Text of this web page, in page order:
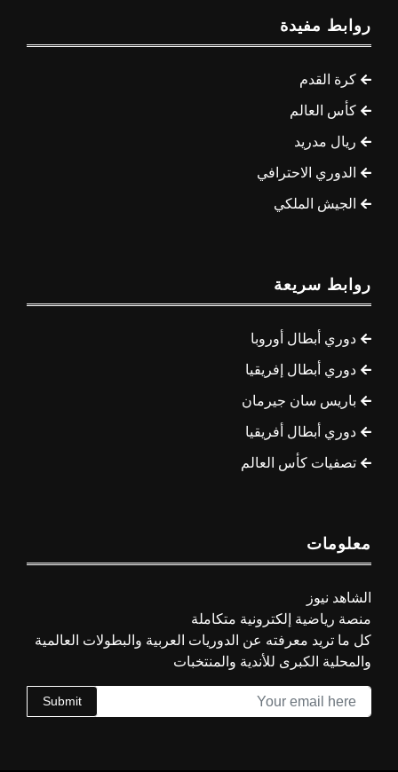
روابط مفيدة
كرة القدم
كأس العالم
ريال مدريد
الدوري الاحترافي
الجيش الملكي
روابط سريعة
دوري أبطال أوروبا
دوري أبطال إفريقيا
باريس سان جيرمان
دوري أبطال أفريقيا
تصفيات كأس العالم
معلومات
الشاهد نيوز
منصة رياضية إلكترونية متكاملة
كل ما تريد معرفته عن الدوريات العربية والبطولات العالمية
والمحلية الكبرى للأندية والمنتخبات
Submit